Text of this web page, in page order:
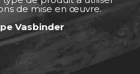
de mise en œuvre.
Vasbinder